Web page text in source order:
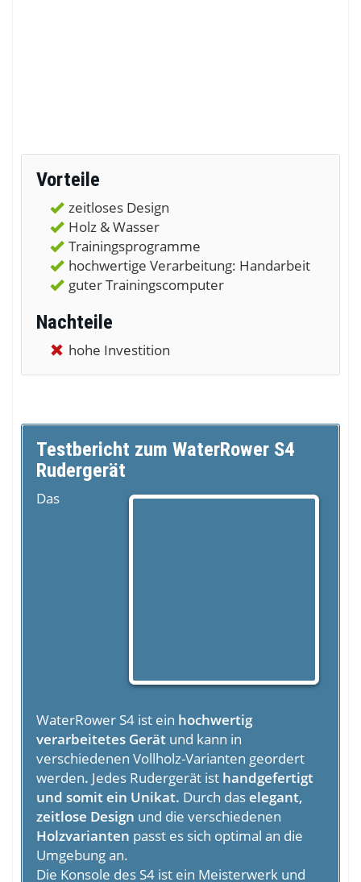
Vorteile
zeitloses Design
Holz & Wasser
Trainingsprogramme
hochwertige Verarbeitung: Handarbeit
guter Trainingscomputer
Nachteile
hohe Investition
Testbericht zum WaterRower S4
Rudergerät
Das
WaterRower S4 ist ein hochwertig
verarbeitetes Gerät und kann in
verschiedenen Vollholz-Varianten geordert
werden. Jedes Rudergerät ist handgefertigt
und somit ein Unikat. Durch daselegant,
zeitlose Design und die verschiedenen
Holzvarianten passt es sich optimal an die
Umgebung an.
Die Konsole des S4 ist ein Meisterwerk und